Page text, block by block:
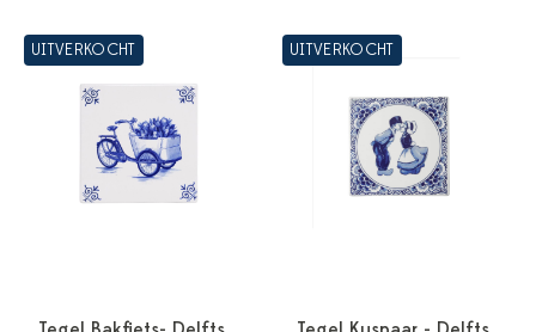
UITVERKOCHT UITVERKOCHT